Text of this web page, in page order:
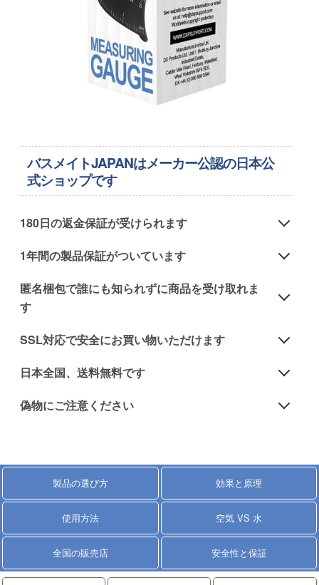
バスメイトJAPANはメーカー公認の日本公
式ショップです
180日の返金保証が受けられます
バスメイトのペニスポンプで180日間トレーニングし
ていただき、 結果にご満足いただけなかった場合に
は、商品代金を返金する制度です。
返金保証制度に関する詳しい情報は
「詳細ページ」を
1年間の製品保証がついています
当サイトで購入したペニスポンプ本体には1年間の製
品保証が付きます。 定められた環境および使用で故障
があった場合、無償で交換対応いたします。
製品保証に関する詳しい情報は「詳細ページ」
を参照
匿名梱包で誰にも知られずに商品を受け取れま
す
・匿名梱包：
二重梱包で発送し、伝票に商品名は記載しません。
宅配便の営業所留め、一部のコンビニ受け取りに対応
当サイトはこれまでに2万件以上の配送実績がありま
す。どうか安心してご注文ください。
配送に関する詳しい情報は 「詳細ページ」を参照くだ
さい。
SSL対応で安全にお買い物いただけます
・SSL暗号化通信：
当サイトはSSL暗号化通信に対応しています。
SECTIGO
・決済方法：
銀行振込、代金引換、クレジットカード（Paypal）が
ご利用できます。
決済方法と安全性に関する詳しい情報は「詳細ペー
ジ」を参照ください。
日本全国、送料無料です
・ポンプ本体の購入時：
送料無料です。
送料無料です。
送料640円が必要となります
・バスメイト本体の購入には送料はかかりません、無
偽物にご注意ください
当サイトではAmazonJapanやYahooオークションでは
販売を行っておりませんし、国内のセラーに販売許可
を出しておりません。
日本でメーカー正規品を直接購入し、各種の保証を受
けられるのは当サイトバスメイトJAPANだけです。
ニセモノに関する情報は「詳細ページ」を参照くださ
製品の選び方 効果と原理
使用方法 空気 VS 水
全国の販売店 安全性と保証